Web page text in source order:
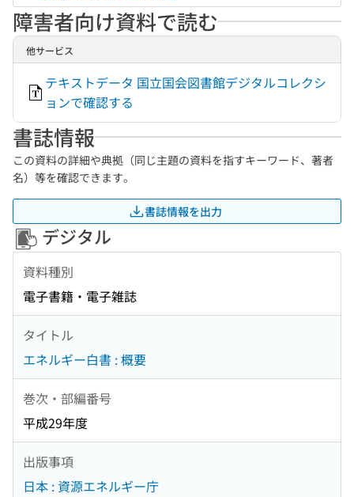
障害者向け資料で読む
他サービス
テキストデータ 国立国会図書館デジタルコレクシ
ョンで確認する
書誌情報
この資料の詳細や典拠（同じ主題の資料を指すキーワード、著者
名）等を確認できます。
書誌情報を出力
デジタル
資料種別
電子書籍・電子雑誌
タイトル
エネルギー白書 : 概要
巻次・部編番号
平成29年度
出版事項
日本 : 資源エネルギー庁